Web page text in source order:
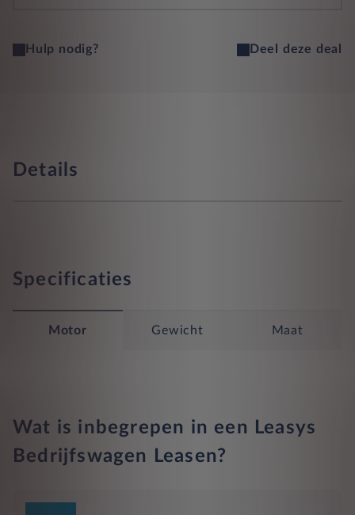
Hulp nodig? Deel deze deal
Details
Specificaties
Motor Gewicht Maat
Wat is inbegrepen in een Leasys
Bedrijfswagen Leasen?